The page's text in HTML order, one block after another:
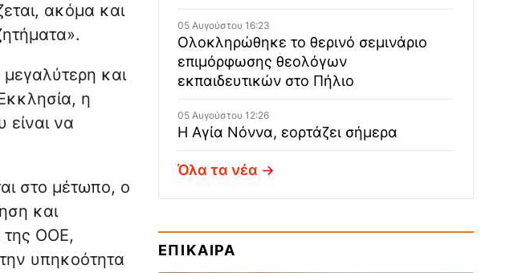
ακόμα και
και
η
είναι να
στο μέτωπο, ο
και
της ΟΟΕ,
υπηκοότητα
05 Αυγούστου 16:23
Ολοκληρώθηκε το θερινό σεμινάριο
επιμόρφωσης θεολόγων
εκπαιδευτικών στο Πήλιο
05 Αυγούστου 12:26
Η Αγία Νόννα, εορτάζει σήμερα
Όλα τα νέα
ΕΠΙΚΑΙΡΑ